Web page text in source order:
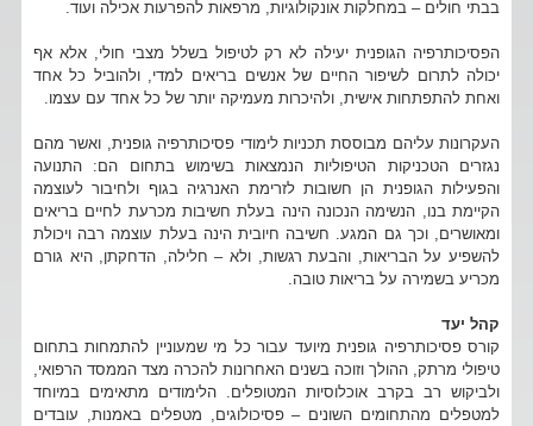
בבתי חולים – במחלקות אונקולוגיות, מרפאות להפרעות אכילה ועוד.
הפסיכותרפיה הגופנית יעילה לא רק לטיפול בשלל מצבי חולי, אלא אף
יכולה לתרום לשיפור החיים של אנשים בריאים למדי, ולהוביל כל אחד
ואחת להתפתחות אישית, ולהיכרות מעמיקה יותר של כל אחד עם עצמו.
העקרונות עליהם מבוססת תכניות לימודי פסיכותרפיה גופנית, ואשר מהם
נגזרים הטכניקות הטיפוליות הנמצאות בשימוש בתחום הם: התנועה
והפעילות הגופנית הן חשובות לזרימת האנרגיה בגוף ולחיבור לעוצמה
הקיימת בנו, הנשימה הנכונה הינה בעלת חשיבות מכרעת לחיים בריאים
ומאושרים, וכך גם המגע. חשיבה חיובית הינה בעלת עוצמה רבה ויכולת
להשפיע על הבריאות, והבעת רגשות, ולא – חלילה, הדחקתן, היא גורם
מכריע בשמירה על בריאות טובה.
קהל יעד
קורס פסיכותרפיה גופנית מיועד עבור כל מי שמעוניין להתמחות בתחום
טיפולי מרתק, ההולך וזוכה בשנים האחרונות להכרה מצד הממסד הרפואי,
ולביקוש רב בקרב אוכלוסיות המטופלים. הלימודים מתאימים במיוחד
למטפלים מהתחומים השונים – פסיכולוגים, מטפלים באמנות, עובדים